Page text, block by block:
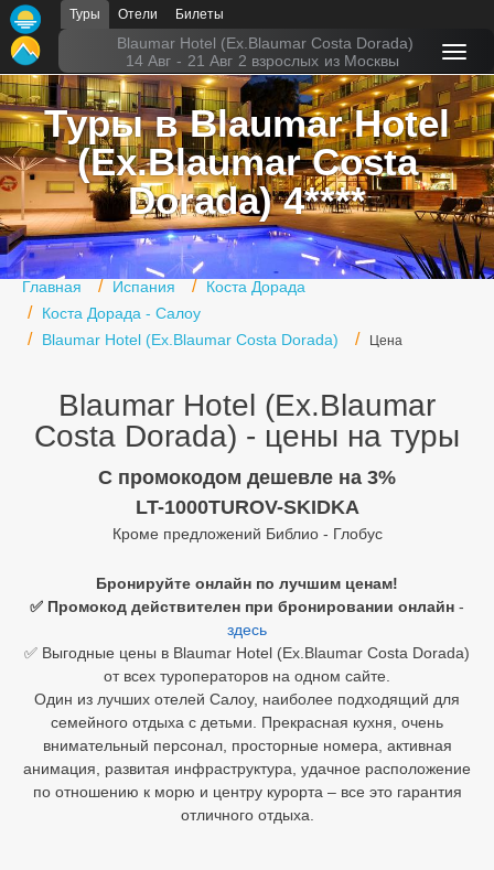
Туры Отели Билеты
Blaumar Hotel (Ex.Blaumar Costa Dorada)
14 Авг - 21 Авг 2 взрослых из Москвы
Туры в Blaumar Hotel
(Ex.Blaumar Costa
Dorada) 4****
Главная Испания
Коста Дорада
Коста Дорада - Салоу
Blaumar Hotel (Ex.Blaumar Costa Dorada)
Цена
Blaumar Hotel (Ex.Blaumar
Costa Dorada) - цены на туры
C промокодом дешевле на 3%
LT-1000TUROV-SKIDKA
Кроме предложений Библио - Глобус
Бронируйте онлайн по лучшим ценам!
✅ Промокод действителен при бронировании онлайн -
здесь
✅ Выгодные цены в Blaumar Hotel (Ex.Blaumar Costa Dorada)
от всех туроператоров на одном сайте.
Один из лучших отелей Салоу, наиболее подходящий для
семейного отдыха с детьми. Прекрасная кухня, очень
внимательный персонал, просторные номера, активная
анимация, развитая инфраструктура, удачное расположение
по отношению к морю и центру курорта – все это гарантия
отличного отдыха.
Главная
Горящие туры
Туры в Турцию
Туры в Египет
Туры в ОАЭ
Офис г. Москва
Помощь
Турция
Таиланд
Вьетнам
Хайнань
Северный Гоа